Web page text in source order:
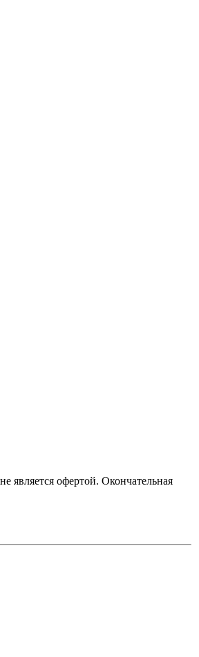
является офертой. Окончательная